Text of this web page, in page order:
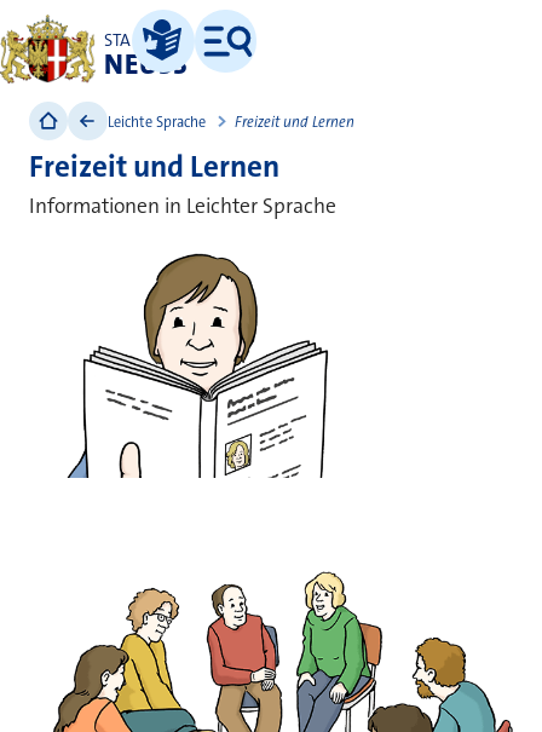
STADT
NEUSS
Leichte Sprache
Menü
Leichte Sprache Freizeit und Lernen
Freizeit und Lernen
Informationen in Leichter Sprache